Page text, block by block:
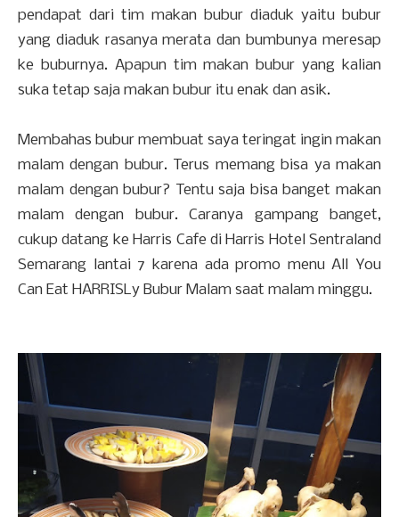
pendapat dari tim makan bubur diaduk yaitu bubur
yang diaduk rasanya merata dan bumbunya meresap
ke buburnya. Apapun tim makan bubur yang kalian
suka tetap saja makan bubur itu enak dan asik.
Membahas bubur membuat saya teringat ingin makan
malam dengan bubur. Terus memang bisa ya makan
malam dengan bubur? Tentu saja bisa banget makan
malam dengan bubur. Caranya gampang banget,
cukup datang ke Harris Cafe di Harris Hotel Sentraland
Semarang lantai 7 karena ada promo menu All You
Can Eat HARRISLy Bubur Malam saat malam minggu.